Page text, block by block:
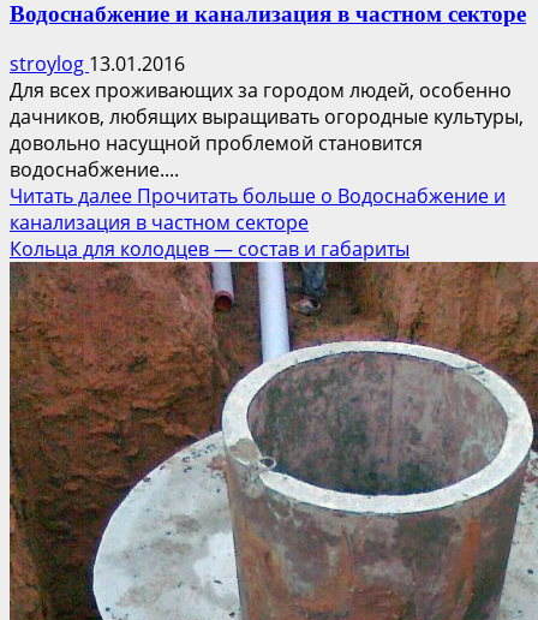
Водоснабжение и канализация в частном секторе
stroylog 13.01.2016
Для всех проживающих за городом людей, особенно
дачников, любящих выращивать огородные культуры,
довольно насущной проблемой становится
водоснабжение....
Читать далее Прочитать больше о Водоснабжение и
канализация в частном секторе
Кольца для колодцев — состав и габариты